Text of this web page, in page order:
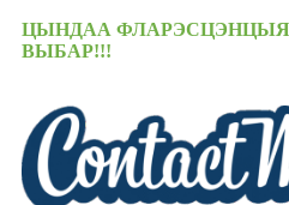
ЦЫНДАА
ВЫБАР!!!